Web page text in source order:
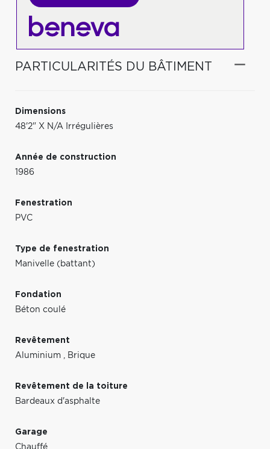
PARTICULARITÉS DU BÂTIMENT
Dimensions
48'2" X N/A Irrégulières
Année de construction
1986
Fenestration
PVC
Type de fenestration
Manivelle (battant)
Fondation
Béton coulé
Revêtement
Aluminium , Brique
Revêtement de la toiture
Bardeaux d'asphalte
Garage
Chauffé